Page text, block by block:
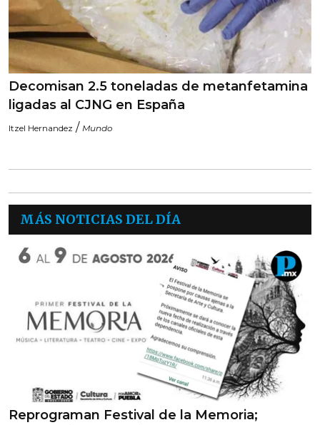
Decomisan 2.5 toneladas de metanfetamina
ligadas al CJNG en España
Itzel Hernandez / Mundo
MÁS NOTICIAS DEL DÍA
Reprograman Festival de la Memoria;